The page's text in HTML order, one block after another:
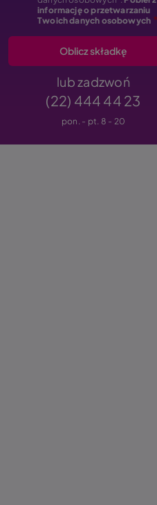
informację o przetwarzaniu
Twoich danych osobowych
lub zadzwoń
(22) 444 44 23
pon. - pt. 8 - 20